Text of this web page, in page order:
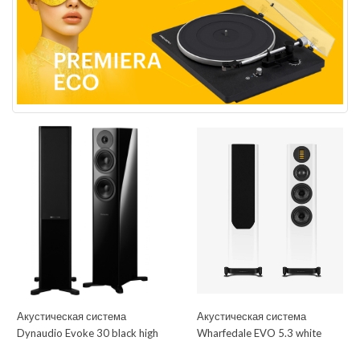
Акустическая система
Dynaudio Evoke 30 black high
Акустическая система
Wharfedale EVO 5.3 white